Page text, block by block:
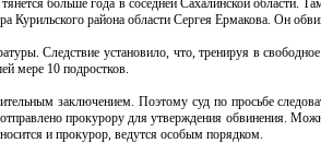
больше года в соседней Сахалинской области.
Курильского района области Сергея Ермакова. Он
Следствие установило, что, тренируя в
мере 10 подростков.
заключением. Поэтому суд по просьбе
прокурору для утверждения обвинения.
и прокурор, ведутся особым порядком.